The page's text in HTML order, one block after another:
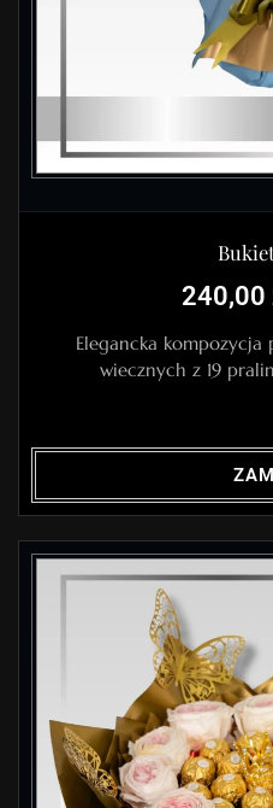
240,00
Elegancka kompozycja
wiecznych z 19